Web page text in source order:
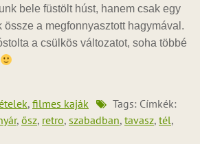
bele füstölt húst, hanem csak egy
össze a megfonnyasztott hagymával.
a csülkös változatot, soha többé
, filmes kaják
Tags: Címkék:
, ősz, retro, szabadban, tavasz, tél,